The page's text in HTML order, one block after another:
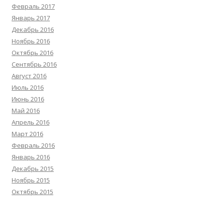
Февраль 2017
Январь 2017
Декабрь 2016
Ноябрь 2016
Октябрь 2016
Сентябрь 2016
Август 2016
Июль 2016
Июнь 2016
Май 2016
Апрель 2016
Март 2016
Февраль 2016
Январь 2016
Декабрь 2015
Ноябрь 2015
Октябрь 2015